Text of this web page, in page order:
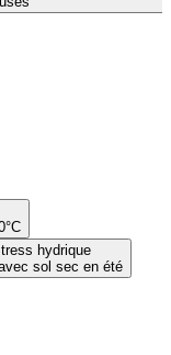
hydrique
sol sec en été